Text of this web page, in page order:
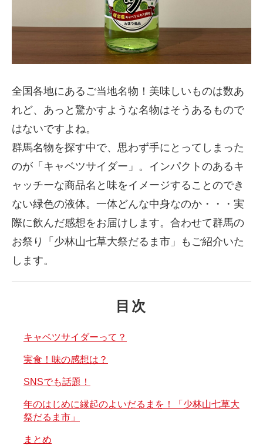
全国各地にあるご当地名物！美味しいものは数あ
れど、あっと驚かすような名物はそうあるもので
はないですよね。
群馬名物を探す中で、思わず手にとってしまった
のが「キャベツサイダー」。インパクトのあるキ
ャッチーな商品名と味をイメージすることのでき
ない緑色の液体。一体どんな中身なのか・・・実
際に飲んだ感想をお届けします。合わせて群馬の
お祭り「少林山七草大祭だるま市」もご紹介いた
します。
目次
キャベツサイダーって？
実食！味の感想は？
SNSでも話題！
年のはじめに縁起のよいだるまを！「少林山七草大
祭だるま市」
まとめ